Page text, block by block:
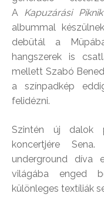
A Kapuzárási Piknik
albummal
debütál a
hangszerek is
mellett Szabó
a színpadkép
felidézni.
Szintén új dalok
koncertjére
underground díva
világába enged
különleges textíliák